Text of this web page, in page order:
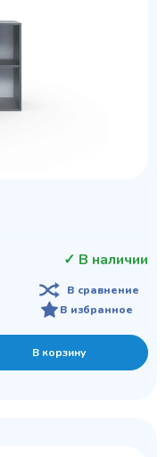
✓ В наличии
В сравнение
В избранное
В корзину